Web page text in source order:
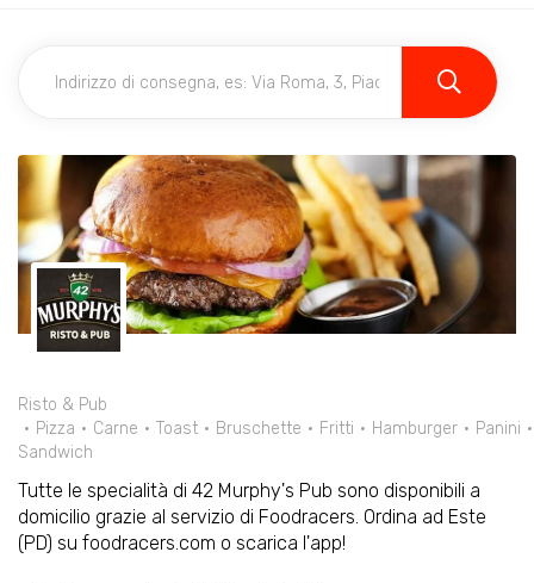
Risto & Pub
Pizza
Carne Toast Bruschette Fritti Hamburger
Panini
Sandwich
Tutte le specialità di 42 Murphy's Pub sono disponibili a
domicilio grazie al servizio di Foodracers. Ordina ad Este
(PD) su foodracers.com o scarica l'app!